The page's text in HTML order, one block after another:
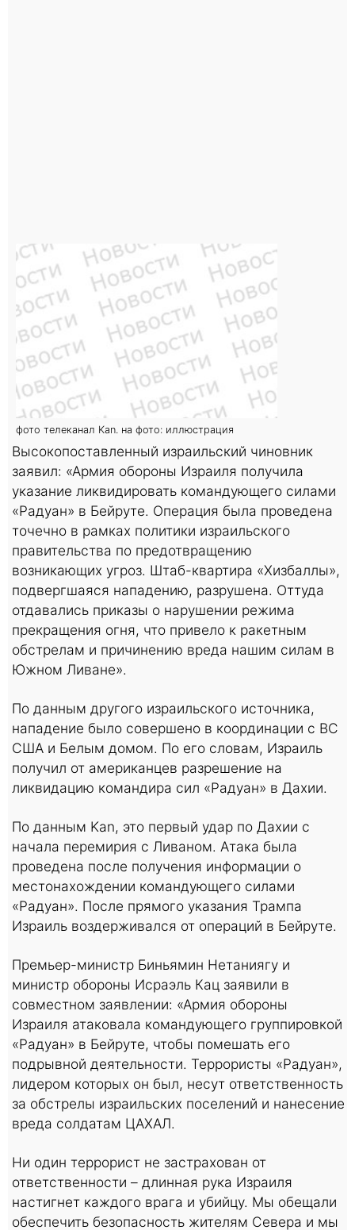
фото телеканал Kan. на фото: иллюстрация
Высокопоставленный израильский чиновник
заявил: «Армия обороны Израиля получила
указание ликвидировать командующего силами
«Радуан» в Бейруте. Операция была проведена
точечно в рамках политики израильского
правительства по предотвращению
возникающих угроз. Штаб-квартира «Хизбаллы»,
подвергшаяся нападению, разрушена. Оттуда
отдавались приказы о нарушении режима
прекращения огня, что привело к ракетным
обстрелам и причинению вреда нашим силам в
Южном Ливане».
По данным другого израильского источника,
нападение было совершено в координации с ВС
США и Белым домом. По его словам, Израиль
получил от американцев разрешение на
ликвидацию командира сил «Радуан» в Дахии.
По данным Kan, это первый удар по Дахии с
начала перемирия с Ливаном. Атака была
проведена после получения информации о
местонахождении командующего силами
«Радуан». После прямого указания Трампа
Израиль воздерживался от операций в Бейруте.
Премьер-министр Биньямин Нетаниягу и
министр обороны Исраэль Кац заявили в
совместном заявлении: «Армия обороны
Израиля атаковала командующего группировкой
«Радуан» в Бейруте, чтобы помешать его
подрывной деятельности. Террористы «Радуан»,
лидером которых он был, несут ответственность
за обстрелы израильских поселений и нанесение
вреда солдатам ЦАХАЛ.
Ни один террорист не застрахован от
ответственности – длинная рука Израиля
настигнет каждого врага и убийцу. Мы обещали
обеспечить безопасность жителям Севера и мы